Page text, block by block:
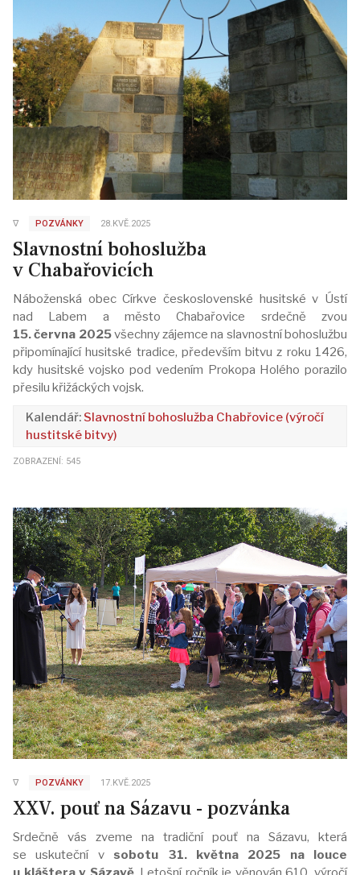
∇ POZVÁNKY 28.KVĚ.2025
Slavnostní bohoslužba
v Chabařovicích
Náboženská obec Církve československé husitské v Ústí
nad Labem a město Chabařovice srdečně zvou
15. června 2025všechny zájemce na slavnostní bohoslužbu
připomínající husitské tradice, především bitvu z roku 1426,
kdy husitské vojsko pod vedením Prokopa Holého porazilo
přesilu křižáckých vojsk.
Slavnostní bohoslužba Chabřovice (výročí
hustitské bitvy)
ZOBRAZENÍ: 545
∇ POZVÁNKY 17.KVĚ.2025
XXV. pouť na Sázavu - pozvánka
Srdečně vás zveme na tradiční pouť na Sázavu, která
se uskuteční v sobotu 31. května 2025 na louce